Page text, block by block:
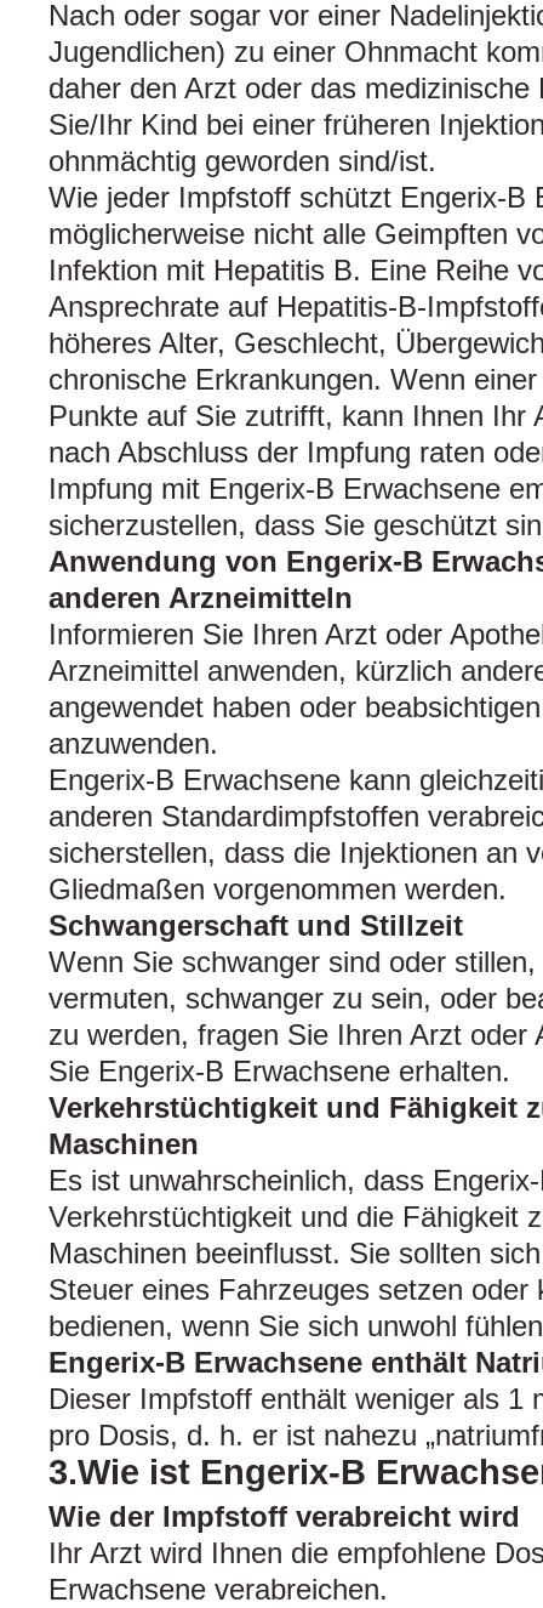
Nach oder sogar vor einer
Jugendlichen) zu einer Ohnmacht
daher den Arzt oder das medizinische
Sie/Ihr Kind bei einer früheren
ohnmächtig geworden sind/ist.
Wie jeder Impfstoff schützt Engerix-B
möglicherweise nicht alle Geimpften
Infektion mit Hepatitis B. Eine Reihe
Ansprechrate auf Hepatitis-B-
höheres Alter, Geschlecht,
chronische Erkrankungen. Wenn
Punkte auf Sie zutrifft, kann Ihnen Ihr
nach Abschluss der Impfung raten
Impfung mit Engerix-B Erwachsene
sicherzustellen, dass Sie geschützt
Anwendung von Engerix-B
anderen Arzneimitteln
Informieren Sie Ihren Arzt oder
Arzneimittel anwenden, kürzlich
angewendet haben oder
anzuwenden.
Engerix-B Erwachsene kann
anderen Standardimpfstoffen
sicherstellen, dass die Injektionen an
Gliedmaßen vorgenommen werden.
Schwangerschaft und Stillzeit
Wenn Sie schwanger sind oder
vermuten, schwanger zu sein, oder
zu werden, fragen Sie Ihren Arzt oder
Sie Engerix-B Erwachsene erhalten.
Verkehrstüchtigkeit und Fähigkeit
Maschinen
Es ist unwahrscheinlich, dass
Verkehrstüchtigkeit und die Fähigkeit
Maschinen beeinflusst. Sie sollten
Steuer eines Fahrzeuges setzen oder
bedienen, wenn Sie sich unwohl
Engerix-B Erwachsene enthält
Dieser Impfstoff enthält weniger als 1
pro Dosis, d. h. er ist nahezu
3.Wie ist Engerix-B
Wie der Impfstoff verabreicht wird
Ihr Arzt wird Ihnen die empfohlene
Erwachsene verabreichen.